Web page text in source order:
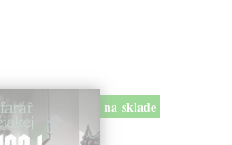
na sklade